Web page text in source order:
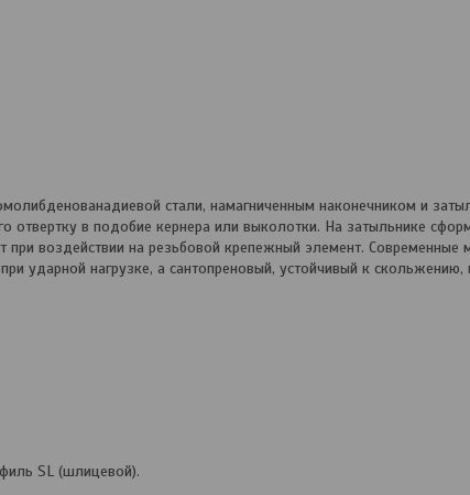
стали, намагниченным наконечником и
в подобие кернера или выколотки. На затыльнике
воздействии на резьбовой крепежный элемент. Современные
ударной нагрузке, а сантопреновый, устойчивый к скольжению,
SL (шлицевой).